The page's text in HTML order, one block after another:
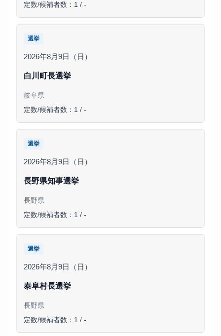
定数/候補者数：1 / -
選挙
2026年8月9日（日）
白川町長選挙
岐阜県
定数/候補者数：1 / -
選挙
2026年8月9日（日）
長野県知事選挙
長野県
定数/候補者数：1 / -
選挙
2026年8月9日（日）
泰阜村長選挙
長野県
定数/候補者数：1 / -